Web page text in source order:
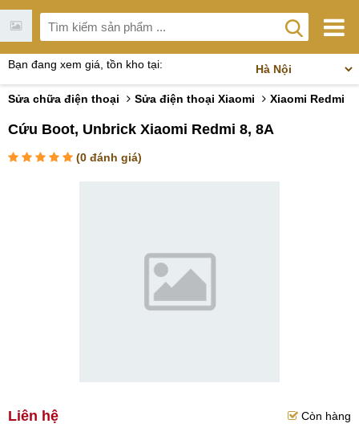
Bạn đang xem giá, tồn kho tại:
Sửa chữa điện thoại Sửa điện thoại Xiaomi Xiaomi Redmi
Cứu Boot, Unbrick Xiaomi Redmi 8, 8A
(0 đánh giá)
Liên hệ Còn hàng